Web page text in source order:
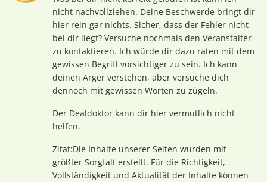
nicht nachvollziehen. Deine Beschwerde bringt dir
hier rein gar nichts. Sicher, dass der Fehler nicht
bei dir liegt? Versuche nochmals den Veranstalter
zu kontaktieren. Ich würde dir dazu raten mit dem
gewissen Begriff vorsichtiger zu sein. Ich kann
deinen Ärger verstehen, aber versuche dich
dennoch mit gewissen Worten zu zügeln.
Der Dealdoktor kann dir hier vermutlich nicht
helfen.
Zitat:Die Inhalte unserer Seiten wurden mit
größter Sorgfalt erstellt. Für die Richtigkeit,
Vollständigkeit und Aktualität der Inhalte können